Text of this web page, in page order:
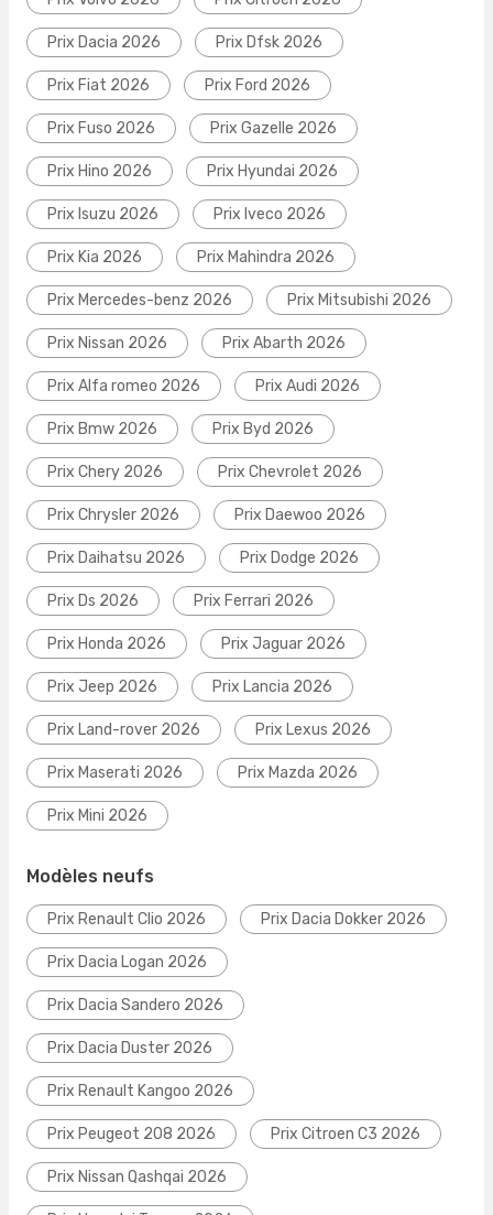
Prix Dacia 2026 Prix Dfsk 2026
Prix Fiat 2026 Prix Ford 2026
Prix Fuso 2026 Prix Gazelle 2026
Prix Hino 2026 Prix Hyundai 2026
Prix Isuzu 2026 Prix Iveco 2026
Prix Kia 2026 Prix Mahindra 2026
Prix Mercedes-benz 2026 Prix Mitsubishi 2026
Prix Nissan 2026 Prix Abarth 2026
Prix Alfa romeo 2026 Prix Audi 2026
Prix Bmw 2026 Prix Byd 2026
Prix Chery 2026 Prix Chevrolet 2026
Prix Chrysler 2026 Prix Daewoo 2026
Prix Daihatsu 2026 Prix Dodge 2026
Prix Ds 2026 Prix Ferrari 2026
Prix Honda 2026 Prix Jaguar 2026
Prix Jeep 2026 Prix Lancia 2026
Prix Land-rover 2026 Prix Lexus 2026
Prix Maserati 2026 Prix Mazda 2026
Prix Mini 2026
Modèles neufs
Prix Renault Clio 2026 Prix Dacia Dokker 2026
Prix Dacia Logan 2026
Prix Dacia Sandero 2026
Prix Dacia Duster 2026
Prix Renault Kangoo 2026
Prix Peugeot 208 2026 Prix Citroen C3 2026
Prix Nissan Qashqai 2026